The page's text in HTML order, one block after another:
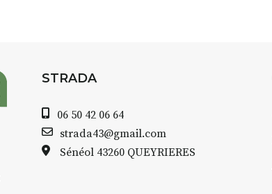
STRADA
06 50 42 06 64
strada43@gmail.com
Sénéol 43260 QUEYRIERES